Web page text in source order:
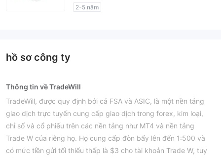
2-5 năm
hồ sơ công ty
Thông tin về TradeWill
TradeWill, được quy định bởi cả FSA và ASIC, là một nền tảng
giao dịch trực tuyến cung cấp giao dịch trong forex, kim loại,
chỉ số và cổ phiếu trên các nền tảng như MT4 và nền tảng
Trade W của riêng họ. Họ cung cấp đòn bẩy lên đến 1:500 và
có mức tiền gửi tối thiểu thấp là $3 cho tài khoản Trade W, tuy